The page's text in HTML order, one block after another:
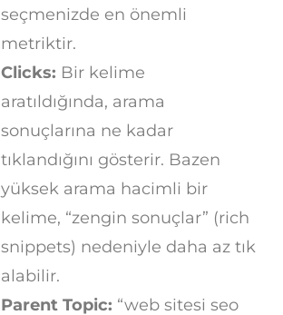
seçmenizde en önemli
metriktir.
Clicks: Bir kelime
aratıldığında, arama
sonuçlarına ne kadar
tıklandığını gösterir. Bazen
yüksek arama hacimli bir
kelime, “zengin sonuçlar” (rich
snippets) nedeniyle daha az tık
alabilir.
Parent Topic: “web sitesi seo